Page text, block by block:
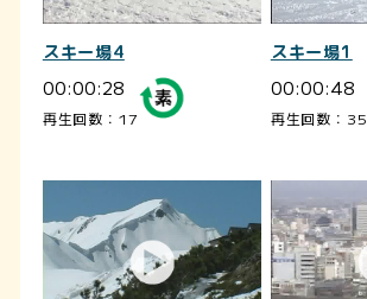
スキー場4
00:00:28
再生回数：17
スキー場1
00:00:48
再生回数：35